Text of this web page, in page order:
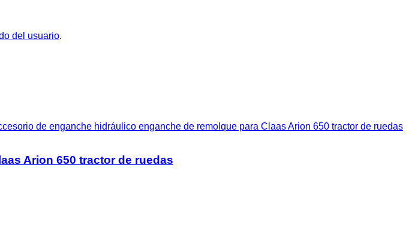
del usuario.
de enganche hidráulico enganche de remolque para Claas Arion 650 tractor de ruedas
Arion 650 tractor de ruedas